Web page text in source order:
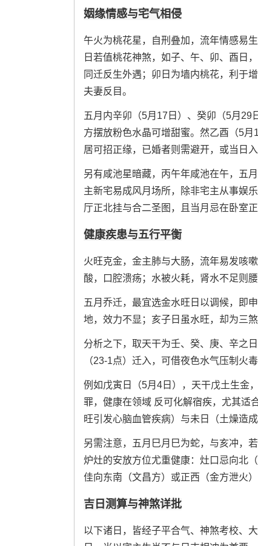
姻缘情感与宅气相侵
午火为桃花星，自刑叠加，流年情感易
日若值桃花神煞，如子、午、卯、酉日
同迁反生外遇；卯日为墙内桃花，利于
夫妻反目。
五月内辛卯（5月17日）、癸卯（5月29
方摆放粉色水晶可增甜蜜。然乙酉（5
居可招正缘，已婚者则需避开，或当日
另有咸池星暗藏，丙午年咸池在午，五
主新宅易成风月场所，除非宅主从事娱
厅正北挂与合二圣图，且当月忌在卧室正
健康疾患与五行平衡
火旺克金，金主肺与大肠，流年易发咳
酸，口腔溃疡；水被火耗，肾水不足则
五月乔迁，最宜选金水旺日以调候，即
地，效力不显；亥子日虽水旺，却为三煞
分析之下，取天干为壬、癸、庚、辛之
（23-1点）迁入，可借夜色水气压制火毒
例如戊寅日（5月4日），天干戊土生金
罪，健康在领域 反可化解宿疾，尤其适
旺引发心脑血管疾病）与未日（土燥造成
另需注意，五月巳月巳为蛇，与亥冲，
炉灶的安放方位尤重健康：灶口忌向北
佳向东南（文昌方）或正西（金方泄火）
吉日测算与神煞详批
以下诸日，皆经子平合气、神煞考校、